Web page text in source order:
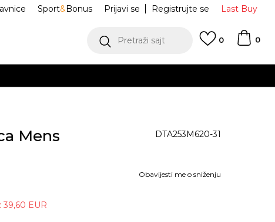
Last Buy
Prijavi se Registrujte se
Sport&Bonus
Pretraži sajt 0
0
Mens DTA253M620-31
39,60 EUR
Obavijesti me o sniženju